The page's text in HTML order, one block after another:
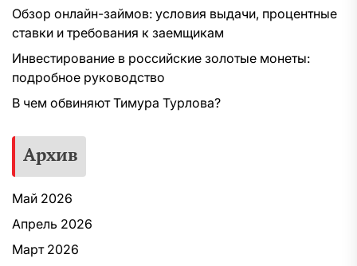
Обзор онлайн-займов: условия выдачи, процентные
ставки и требования к заемщикам
Инвестирование в российские золотые монеты:
подробное руководство
В чем обвиняют Тимура Турлова?
Архив
Май 2026
Апрель 2026
Март 2026